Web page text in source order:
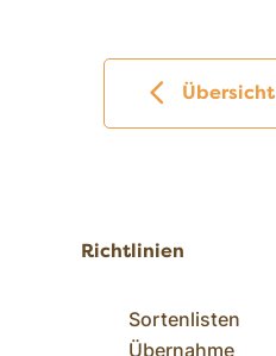
Übersicht
Richtlinien
Sortenlisten
Übernahme